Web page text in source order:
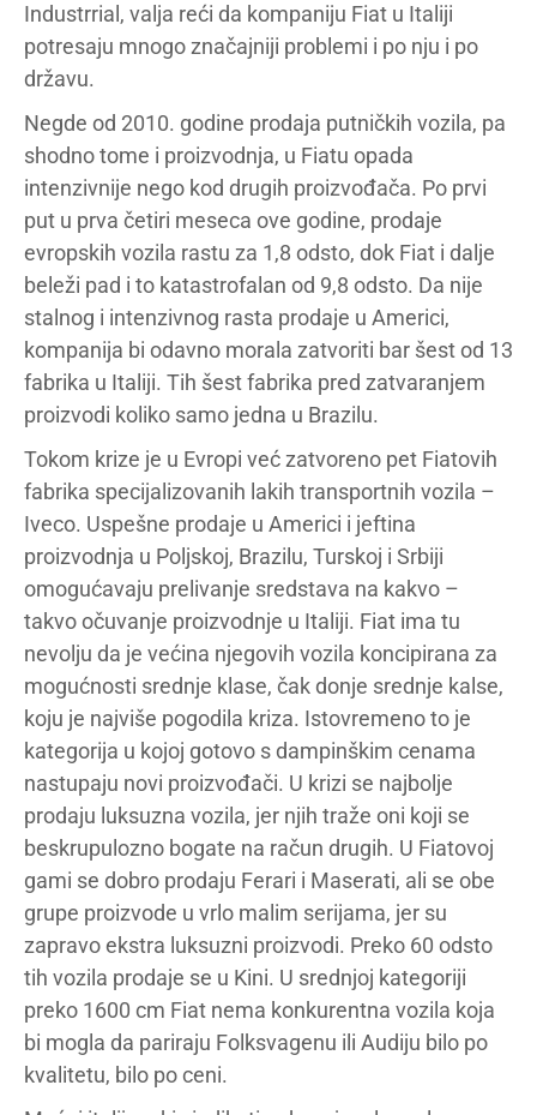
Industrrial, valja reći da kompaniju Fiat u Italiji
potresaju mnogo značajniji problemi i po nju i po
državu.
Negde od 2010. godine prodaja putničkih vozila, pa
shodno tome i proizvodnja, u Fiatu opada
intenzivnije nego kod drugih proizvođača. Po prvi
put u prva četiri meseca ove godine, prodaje
evropskih vozila rastu za 1,8 odsto, dok Fiat i dalje
beleži pad i to katastrofalan od 9,8 odsto. Da nije
stalnog i intenzivnog rasta prodaje u Americi,
kompanija bi odavno morala zatvoriti bar šest od 13
fabrika u Italiji. Tih šest fabrika pred zatvaranjem
proizvodi koliko samo jedna u Brazilu.
Tokom krize je u Evropi već zatvoreno pet Fiatovih
fabrika specijalizovanih lakih transportnih vozila –
Iveco. Uspešne prodaje u Americi i jeftina
proizvodnja u Poljskoj, Brazilu, Turskoj i Srbiji
omogućavaju prelivanje sredstava na kakvo –
takvo očuvanje proizvodnje u Italiji. Fiat ima tu
nevolju da je većina njegovih vozila koncipirana za
mogućnosti srednje klase, čak donje srednje kalse,
koju je najviše pogodila kriza. Istovremeno to je
kategorija u kojoj gotovo s dampinškim cenama
nastupaju novi proizvođači. U krizi se najbolje
prodaju luksuzna vozila, jer njih traže oni koji se
beskrupulozno bogate na račun drugih. U Fiatovoj
gami se dobro prodaju Ferari i Maserati, ali se obe
grupe proizvode u vrlo malim serijama, jer su
zapravo ekstra luksuzni proizvodi. Preko 60 odsto
tih vozila prodaje se u Kini. U srednjoj kategoriji
preko 1600 cm Fiat nema konkurentna vozila koja
bi mogla da pariraju Folksvagenu ili Audiju bilo po
kvalitetu, bilo po ceni.